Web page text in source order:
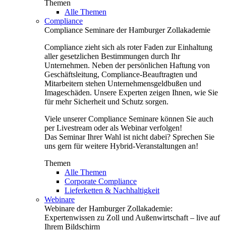
Themen
Alle Themen
Compliance
Compliance Seminare der Hamburger Zollakademie
Compliance zieht sich als roter Faden zur Einhaltung
aller gesetzlichen Bestimmungen durch Ihr
Unternehmen. Neben der persönlichen Haftung von
Geschäftsleitung, Compliance-Beauftragten und
Mitarbeitern stehen Unternehmensgeldbußen und
Imageschäden. Unsere Experten zeigen Ihnen, wie Sie
für mehr Sicherheit und Schutz sorgen.
Viele unserer Compliance Seminare können Sie auch
per Livestream oder als Webinar verfolgen!
Das Seminar Ihrer Wahl ist nicht dabei? Sprechen Sie
uns gern für weitere Hybrid-Veranstaltungen an!
Themen
Alle Themen
Corporate Compliance
Lieferketten & Nachhaltigkeit
Webinare
Webinare der Hamburger Zollakademie:
Expertenwissen zu Zoll und Außenwirtschaft – live auf
Ihrem Bildschirm